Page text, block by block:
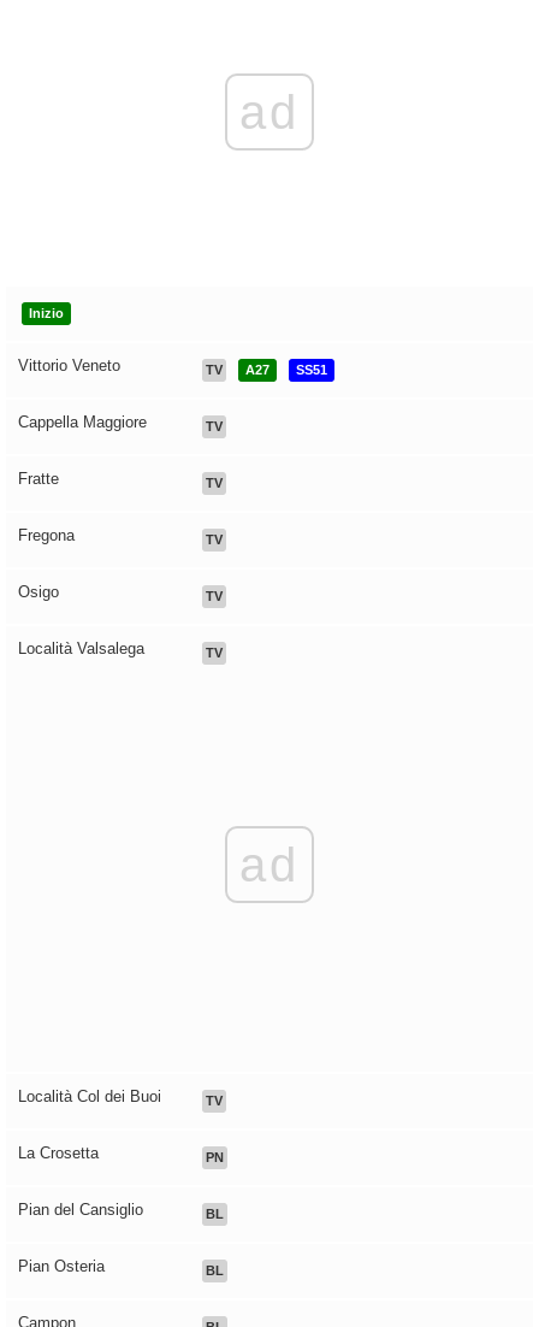
ad
Inizio
Vittorio Veneto TV A27 SS51
Cappella Maggiore TV
Fratte TV
Fregona TV
Osigo TV
Località Valsalega TV
ad
Località Col dei Buoi TV
La Crosetta PN
Pian del Cansiglio BL
Pian Osteria BL
Campon